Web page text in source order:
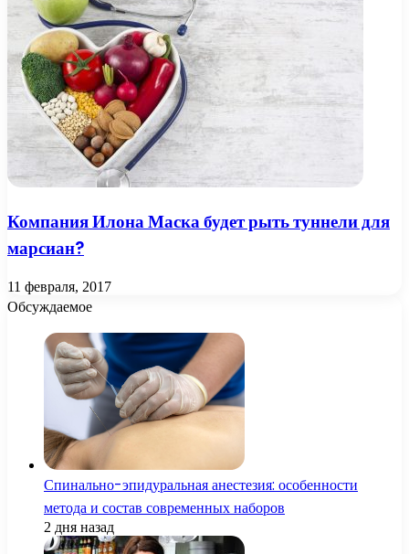
Компания Илона Маска будет рыть туннели для
марсиан?
11 февраля, 2017
Обсуждаемое
Спинально-эпидуральная анестезия: особенности
метода и состав современных наборов
2 дня назад